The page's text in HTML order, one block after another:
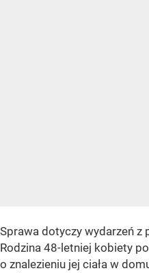
Sprawa dotyczy wydarzeń z
Rodzina 48-letniej kobiety
o znalezieniu jej ciała w